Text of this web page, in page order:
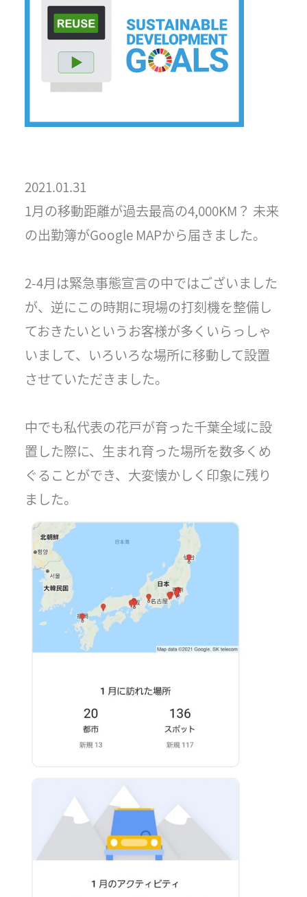
2021.01.31
1月の移動距離が過去最高の4,000KM？ 未来
の出勤簿がGoogle MAPから届きました。
2-4月は緊急事態宣言の中ではございました
が、逆にこの時期に現場の打刻機を整備し
ておきたいというお客様が多くいらっしゃ
いまして、いろいろな場所に移動して設置
させていただきました。
中でも私代表の花戸が育った千葉全域に設
置した際に、生まれ育った場所を数多くめ
ぐることができ、大変懐かしく印象に残り
ました。